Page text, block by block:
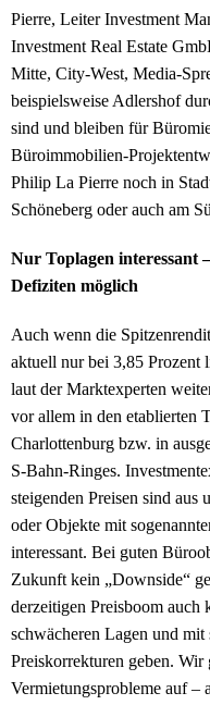
Pierre, Leiter Investment
Investment Real Estate
Mitte, City-West, Media-
beispielsweise Adlershof
sind und bleiben für
Büroimmobilien-
Philip La Pierre noch in
Schöneberg oder auch am
Nur Toplagen interessant
Defiziten möglich
Auch wenn die
aktuell nur bei 3,85 Prozent
laut der Marktexperten
vor allem in den etablierten
Charlottenburg bzw. in
S-Bahn-Ringes.
steigenden Preisen sind aus
oder Objekte mit
interessant. Bei guten
Zukunft kein „Downside“
derzeitigen Preisboom auch
schwächeren Lagen und
Preiskorrekturen geben. Wir
Vermietungsprobleme auf –